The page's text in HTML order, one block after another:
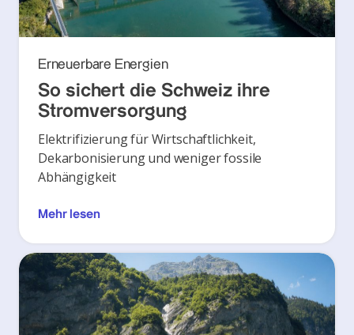
Erneuerbare Energien
So sichert die Schweiz ihre
Stromversorgung
Elektrifizierung für Wirtschaftlichkeit,
Dekarbonisierung und weniger fossile
Abhängigkeit
Mehr lesen